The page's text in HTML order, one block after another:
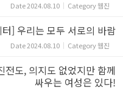
Date2024.08.10 Category웹진
] 우리는 모두 서로의 바람
Date2024.08.10 Category웹진
도, 의지도 없었지만 함께
싸우는 여성은 있다!